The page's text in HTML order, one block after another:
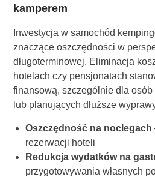
kamperem
Inwestycja w samochód
znaczące oszczędności w
długoterminowej. Eliminacja
hotelach czy pensjonatach
finansową, szczególnie dla
lub planujących dłuższe
Oszczędność na noclegach
rezerwacji hoteli
Redukcja wydatków na
przygotowywania własnych